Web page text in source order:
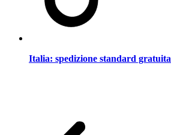
Italia: spedizione standard gratuita